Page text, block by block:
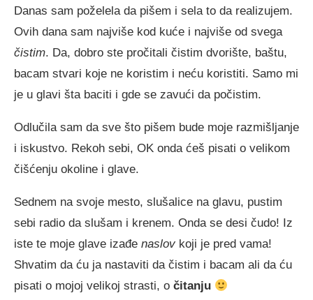
Danas sam poželela da pišem i sela to da realizujem.
Ovih dana sam najviše kod kuće i najviše od svega
čistim. Da, dobro ste pročitali čistim dvorište, baštu,
bacam stvari koje ne koristim i neću koristiti. Samo mi
je u glavi šta baciti i gde se zavući da počistim.
Odlučila sam da sve što pišem bude moje razmišljanje
i iskustvo. Rekoh sebi, OK onda ćeš pisati o velikom
čišćenju okoline i glave.
Sednem na svoje mesto, slušalice na glavu, pustim
sebi radio da slušam i krenem. Onda se desi čudo! Iz
iste te moje glave izađe naslov koji je pred vama!
Shvatim da ću ja nastaviti da čistim i bacam ali da ću
pisati o mojoj velikoj strasti, o čitanju